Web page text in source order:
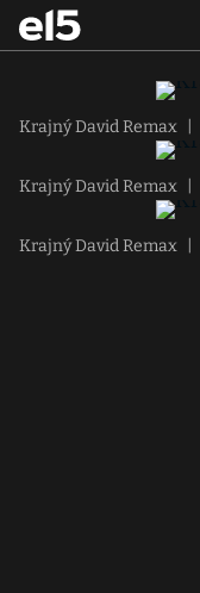
Krajný David Remax
Krajný David Remax
Krajný David Remax